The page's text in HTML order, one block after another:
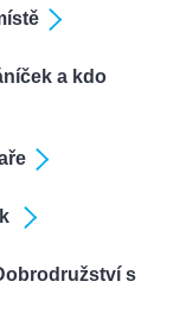
a kdo
s